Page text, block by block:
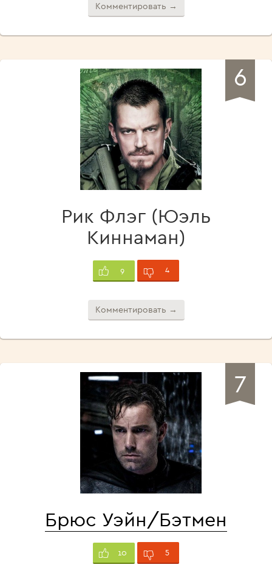
Комментировать →
6
Рик Флэг (Юэль
Киннаман)
9 4
Комментировать →
7
Брюс Уэйн/Бэтмен
10 5